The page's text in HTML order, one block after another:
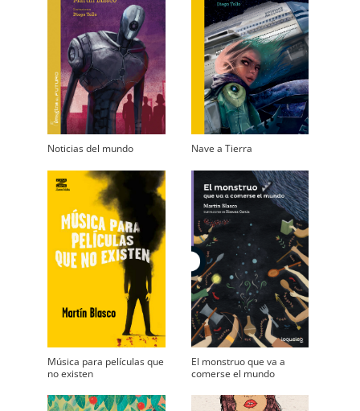
Noticias del mundo Nave a Tierra
Música para películas que
no existen
El monstruo que va a
comerse el mundo